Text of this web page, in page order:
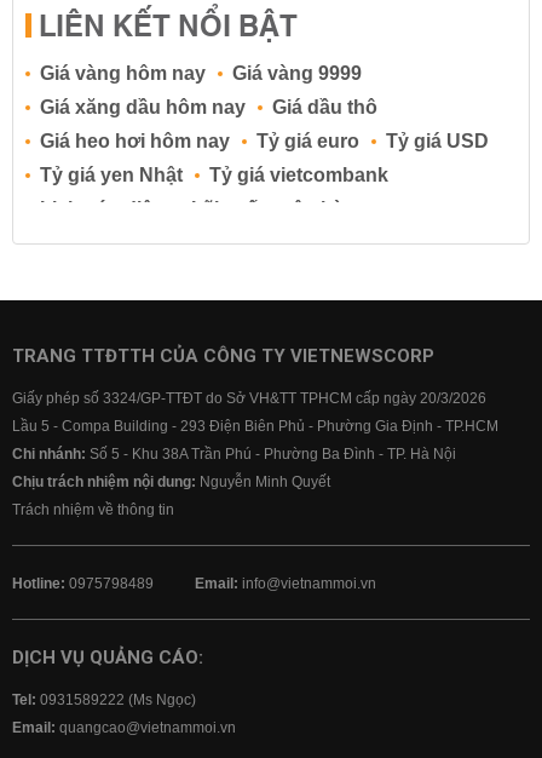
LIÊN KẾT NỔI BẬT
Giá vàng hôm nay
Giá vàng 9999
Giá xăng dầu hôm nay
Giá dầu thô
Giá heo hơi hôm nay
Tỷ giá euro
Tỷ giá USD
Tỷ giá yen Nhật
Tỷ giá vietcombank
Lịch cúp điện
Lãi suất ngân hàng
Lãi suất tiết kiệm
Lãi suất tiền gửi
Lãi suất ngân hàng BIDV
Lãi suất ngân hàng Vietcombank
TRANG TTĐTTH CỦA CÔNG TY VIETNEWSCORP
Giấy phép số 3324/GP-TTĐT do Sở VH&TT TPHCM cấp ngày 20/3/2026
Lầu 5 - Compa Building - 293 Điện Biên Phủ - Phường Gia Định - TP.HCM
Chi nhánh: Số 5 - Khu 38A Trần Phú - Phường Ba Đình - TP. Hà Nội
Chịu trách nhiệm nội dung: Nguyễn Minh Quyết
Trách nhiệm về thông tin
Hotline: 0975798489 Email: info@vietnammoi.vn
DỊCH VỤ QUẢNG CÁO:
Tel: 0931589222 (Ms Ngọc)
Email: quangcao@vietnammoi.vn